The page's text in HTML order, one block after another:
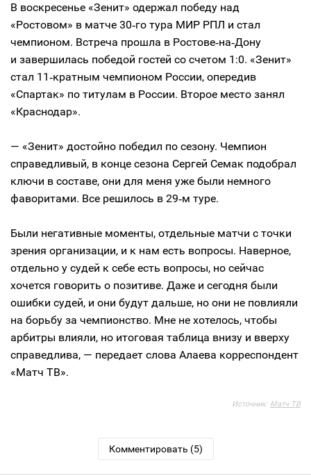
В воскресенье «Зенит» одержал победу над
«Ростовом» в матче 30‑го тура МИР РПЛ и стал
чемпионом. Встреча прошла в Ростове‑на‑Дону
и завершилась победой гостей со счетом 1:0. «Зенит»
стал 11‑кратным чемпионом России, опередив
«Спартак» по титулам в России. Второе место занял
«Краснодар».
— «Зенит» достойно победил по сезону. Чемпион
справедливый, в конце сезона Сергей Семак подобрал
ключи в составе, они для меня уже были немного
фаворитами. Все решилось в 29‑м туре.
Были негативные моменты, отдельные матчи с точки
зрения организации, и к нам есть вопросы. Наверное,
отдельно у судей к себе есть вопросы, но сейчас
хочется говорить о позитиве. Даже и сегодня были
ошибки судей, и они будут дальше, но они не повлияли
на борьбу за чемпионство. Мне не хотелось, чтобы
арбитры влияли, но итоговая таблица внизу и вверху
справедлива, — передает слова Алаева корреспондент
«Матч ТВ».
Источник: Матч ТВ
Комментировать (5)